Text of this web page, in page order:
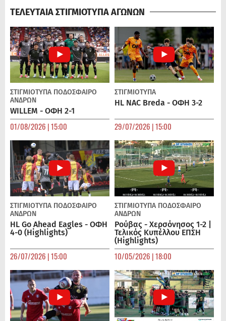
ΤΕΛΕΥΤΑΙΑ ΣΤΙΓΜΙΟΤΥΠΑ ΑΓΩΝΩΝ
ΣΤΙΓΜΙΟΤΥΠΑ ΠΟΔΌΣΦΑΙΡΟ
ΑΝΔΡΏΝ
WILLEM - ΟΦΗ 2-1
01/08/2026 | 15:00
ΣΤΙΓΜΙΟΤΥΠΑ
HL NAC Breda - ΟΦΗ 3-2
29/07/2026 | 15:00
ΣΤΙΓΜΙΟΤΥΠΑ ΠΟΔΌΣΦΑΙΡΟ
ΑΝΔΡΏΝ
HL Go Ahead Eagles - ΟΦΗ
4-0 (Highlights)
26/07/2026 | 15:00
ΣΤΙΓΜΙΟΤΥΠΑ ΠΟΔΌΣΦΑΙΡΟ
ΑΝΔΡΏΝ
Ρούβας - Χερσόνησος 1-2 |
Τελικός Κυπέλλου ΕΠΣΗ
(Highlights)
10/05/2026 | 18:00